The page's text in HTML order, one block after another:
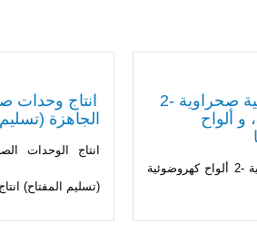
انتاج وحدات
الجاهزة
انتاج الوحدات
(تسليم المفتاح)
صحراوية -1، ألواح كهروضوئية صحراوية -2
ألواح كهروضوئية صحراوية-3، و ألواح
صحراوية -1، ألواح كهروضوئية صحراوية -2 ألواح كهروضوئية